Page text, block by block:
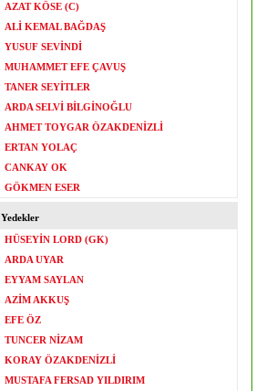
AZAT KÖSE (C)
ALİ KEMAL BAĞDAŞ
YUSUF SEVİNDİ
MUHAMMET EFE ÇAVUŞ
TANER SEYİTLER
ARDA SELVİ BİLGİNOĞLU
AHMET TOYGAR ÖZAKDENİZLİ
ERTAN YOLAÇ
CANKAY OK
GÖKMEN ESER
Yedekler
HÜSEYİN LORD (GK)
ARDA UYAR
EYYAM SAYLAN
AZİM AKKUŞ
EFE ÖZ
TUNCER NİZAM
KORAY ÖZAKDENİZLİ
MUSTAFA FERSAD YILDIRIM